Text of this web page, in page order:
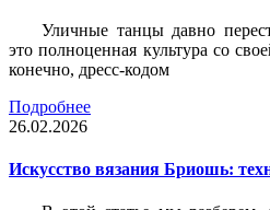
Уличные танцы давно
это полноценная культура со
конечно, дресс-кодом
Подробнее
26.02.2026
Искусство вязания Бриошь: